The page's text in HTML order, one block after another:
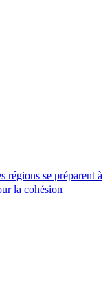
régions se préparent à
la cohésion